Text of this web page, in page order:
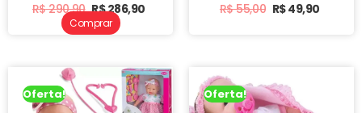
R$290,90 R$286,90
R$55,00 R$49,90
Comprar
Oferta! Oferta!